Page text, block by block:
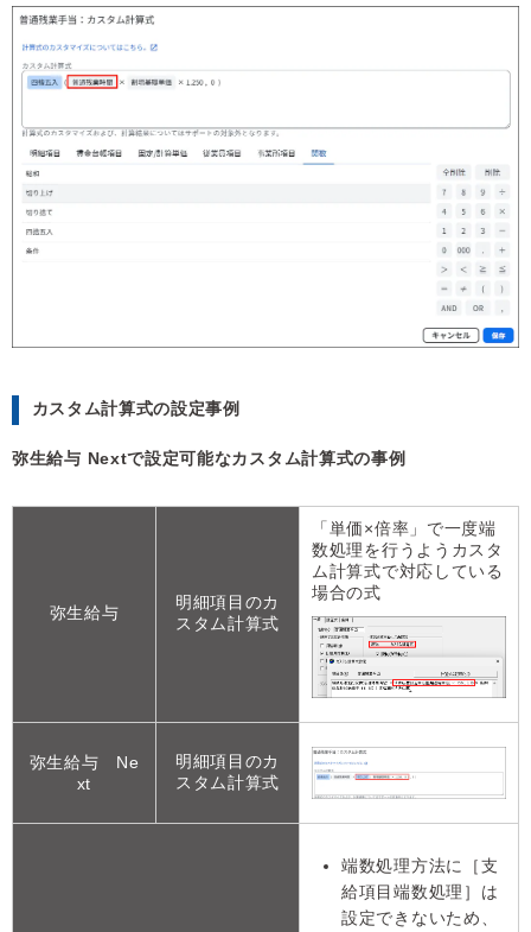
カスタム計算式の設定事例
弥生給与 Nextで設定可能なカスタム計算式の事例
弥生給与
明細項目のカ
スタム計算式
「単価×倍率」で一度端
数処理を行うようカスタ
ム計算式で対応している
場合の式
弥生給与 Ne
xt
明細項目のカ
スタム計算式
端数処理方法に［支
給項目端数処理］は
設定できないため、